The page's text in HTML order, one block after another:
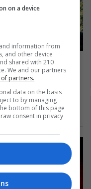
aumento en
on a device
information from
and other device
shared with 210
We and our partners
of partners.
data on the basis
to by managing
bottom of this page
consent in privacy